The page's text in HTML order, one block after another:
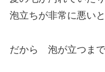
泡立ちが非常に悪い
だから 泡が立つま